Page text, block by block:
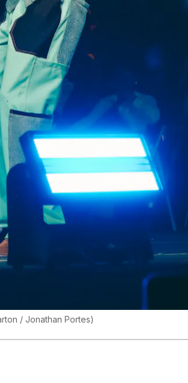
/ Jonathan Portes)